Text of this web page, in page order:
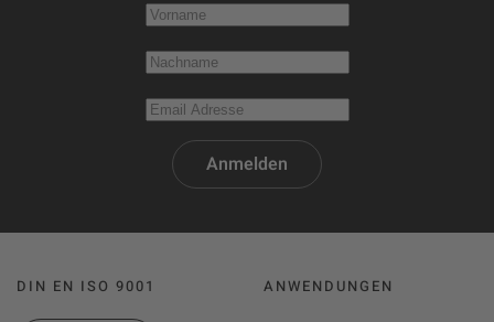
Anmelden
DIN EN ISO 9001 ANWENDUNGEN